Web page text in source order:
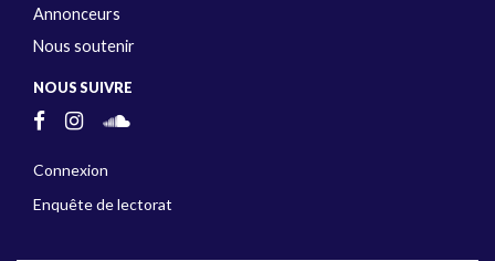
Annonceurs
Nous soutenir
NOUS SUIVRE
Connexion
Enquête de lectorat